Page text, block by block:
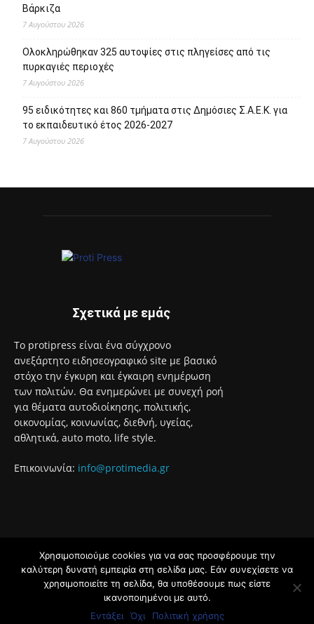
Βάρκιζα
7 Αυγούστου 2026
Ολοκληρώθηκαν 325 αυτοψίες στις πληγείσες από τις
πυρκαγιές περιοχές
7 Αυγούστου 2026
95 ειδικότητες και 860 τμήματα στις Δημόσιες Σ.Α.Ε.Κ. για
το εκπαιδευτικό έτος 2026-2027
7 Αυγούστου 2026
Σχετικά με εμάς
Το protipress είναι ένα σύγχρονο
ανεξάρτητο ειδησεογραφικό site με βασικό
στόχο την έγκυρη και έγκαιρη ενημέρωση
των πολιτών. Θα ενημερώνει με συνεχή ροή
για θέματα αυτοδιοίκησης, πολιτικής,
οικονομίας, κοινωνίας, διεθνή, υγείας,
αθλητικά, auto moto, life style.
Επικοινωνία: info@protimedia.gr
© Developed by
Πολιτική Απορρήτου
Επικοινωνία
Χρησιμοποιούμε cookies για να σας προσφέρουμε την
καλύτερη δυνατή εμπειρία στη σελίδα μας. Εάν συνεχίσετε να
χρησιμοποιείτε τη σελίδα, θα υποθέσουμε πως είστε
ικανοποιημένοι με αυτό.
Εντάξει
Όχι Πολιτική χρήσης